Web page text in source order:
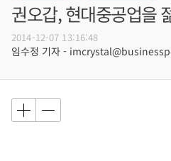
권오갑, 현대중공업을
2014-12-07 13:16:48
임수정 기자 -